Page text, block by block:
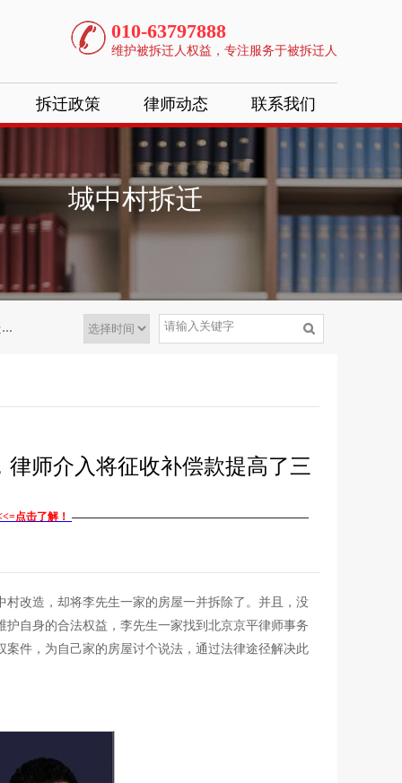
010-63797888
维护被拆迁人权益，专注服务于被拆迁人
拆迁政策 律师动态 联系我们
城中村拆迁
师介入将征收补偿款提高了三
点击了解！ ——————————————————————
村改造，却将李先生一家的房屋一并拆除了。并且，没
自身的合法权益，李先生一家找到北京京平律师事务
件，为自己家的房屋讨个说法，通过法律途径解决此